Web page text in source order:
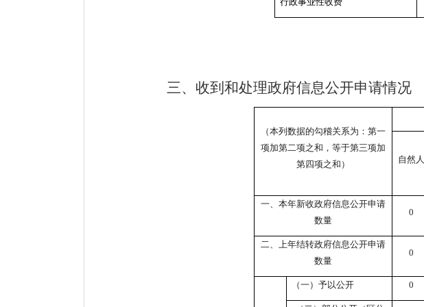
三、收到和处理政府信息公开申请情况
（本列数据的勾稽关系为：第一
项加第二项之和，等于第三项加
第四项之和）
自然人
一、本年新收政府信息公开申请
数量
0
二、上年结转政府信息公开申请
数量
0
（一）予以公开 0